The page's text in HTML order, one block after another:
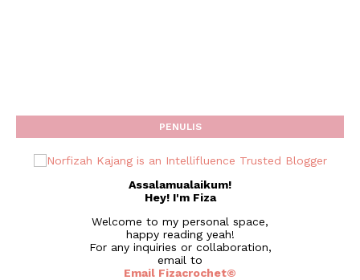
PENULIS
Assalamualaikum!
Hey! I'm Fiza
Welcome to my personal space,
happy reading yeah!
For any inquiries or collaboration,
email to
Email Fizacrochet©